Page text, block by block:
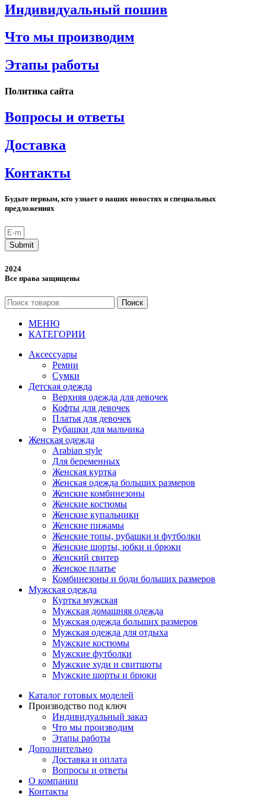
Индивидуальный пошив
Что мы производим
Этапы работы
Политика сайта
Вопросы и ответы
Доставка
Контакты
Будьте первым, кто узнает о наших новостях и специальных
предложениях
Submit
2024
Все права защищены
Поиск
МЕНЮ
КАТЕГОРИИ
Аксессуары
Ремни
Сумки
Детская одежда
Верхняя одежда для девочек
Кофты для девочек
Платья для девочек
Рубашки для мальчика
Женская одежда
Arabian style
Для беременных
Женская куртка
Женская одежда больших размеров
Женские комбинезоны
Женские костюмы
Женские купальники
Женские пижамы
Женские топы, рубашки и футболки
Женские шорты, юбки и брюки
Женский свитер
Женское платье
Комбинезоны и боди больших размеров
Мужская одежда
Куртка мужская
Мужская домашняя одежда
Мужская одежда больших размеров
Мужская одежда для отдыха
Мужские костюмы
Мужские футболки
Мужские худи и свитшоты
Мужские шорты и брюки
Каталог готовых моделей
Производство под ключ
Индивидуальный заказ
Что мы производим
Этапы работы
Дополнительно
Доставка и оплата
Вопросы и ответы
О компании
Контакты